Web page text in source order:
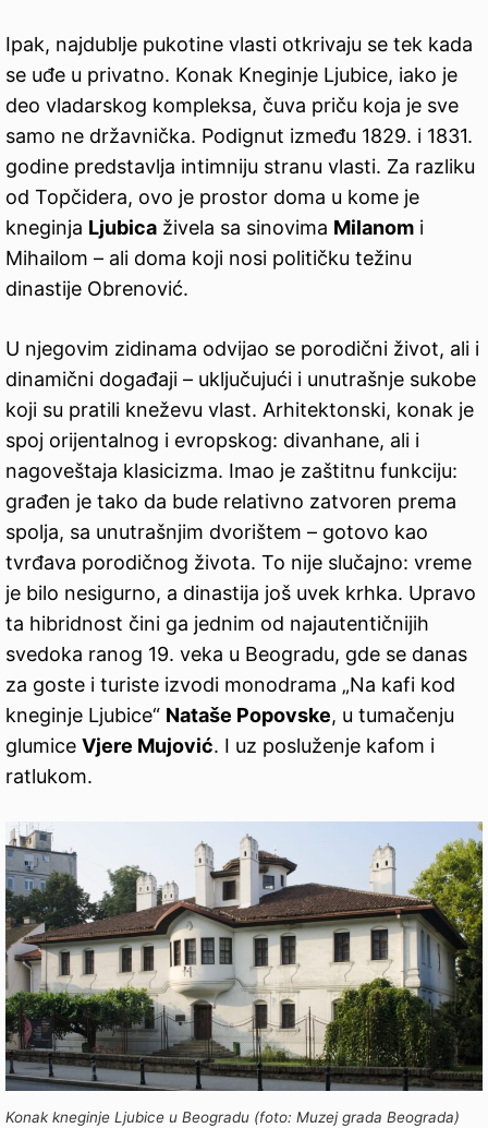
Ipak, najdublje pukotine vlasti otkrivaju se tek kada
se uđe u privatno. Konak Kneginje Ljubice, iako je
deo vladarskog kompleksa, čuva priču koja je sve
samo ne državnička. Podignut između 1829. i 1831.
godine predstavlja intimniju stranu vlasti. Za razliku
od Topčidera, ovo je prostor doma u kome je
kneginja Ljubica živela sa sinovima Milanom i
Mihailom – ali doma koji nosi političku težinu
dinastije Obrenović.
U njegovim zidinama odvijao se porodični život, ali i
dinamični događaji – uključujući i unutrašnje sukobe
koji su pratili kneževu vlast. Arhitektonski, konak je
spoj orijentalnog i evropskog: divanhane, ali i
nagoveštaja klasicizma. Imao je zaštitnu funkciju:
građen je tako da bude relativno zatvoren prema
spolja, sa unutrašnjim dvorištem – gotovo kao
tvrđava porodičnog života. To nije slučajno: vreme
je bilo nesigurno, a dinastija još uvek krhka. Upravo
ta hibridnost čini ga jednim od najautentičnijih
svedoka ranog 19. veka u Beogradu, gde se danas
za goste i turiste izvodi monodrama „Na kafi kod
kneginje Ljubice“ Nataše Popovske, u tumačenju
glumice Vjere Mujović. I uz posluženje kafom i
ratlukom.
Konak kneginje Ljubice u Beogradu (foto: Muzej grada Beograda)